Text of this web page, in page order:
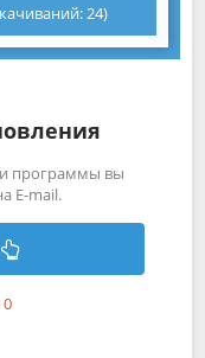
24)
программы вы
E-mail.
0